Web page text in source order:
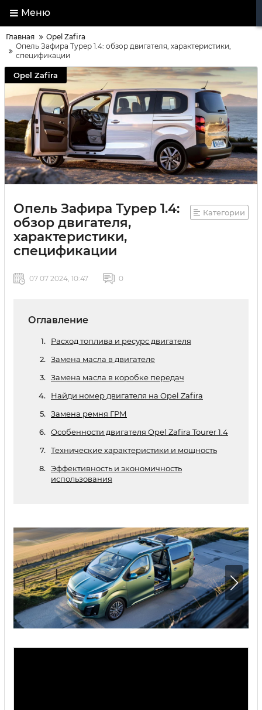
Меню
Главная
Opel Zafira
Опель Зафира Турер 1.4: обзор двигателя, характеристики,
спецификации
Opel Zafira
Опель Зафира Турер 1.4:
обзор двигателя,
характеристики,
спецификации
Категории
07 07 2024, 10:47 0
Оглавление
Расход топлива и ресурс двигателя
Замена масла в двигателе
Замена масла в коробке передач
Найди номер двигателя на Opel Zafira
Замена ремня ГРМ
Особенности двигателя Opel Zafira Tourer 1.4
Технические характеристики и мощность
Эффективность и экономичность
использования